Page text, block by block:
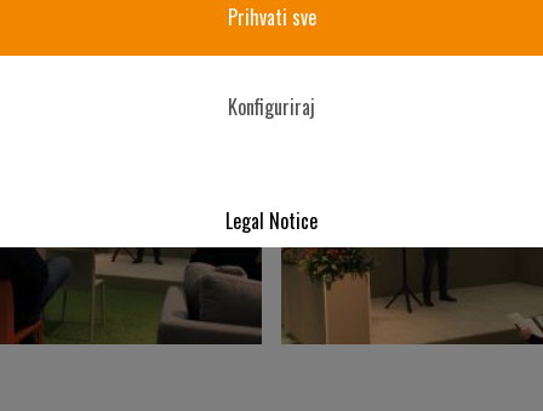
Prihvati sve
Konfiguriraj
Legal Notice